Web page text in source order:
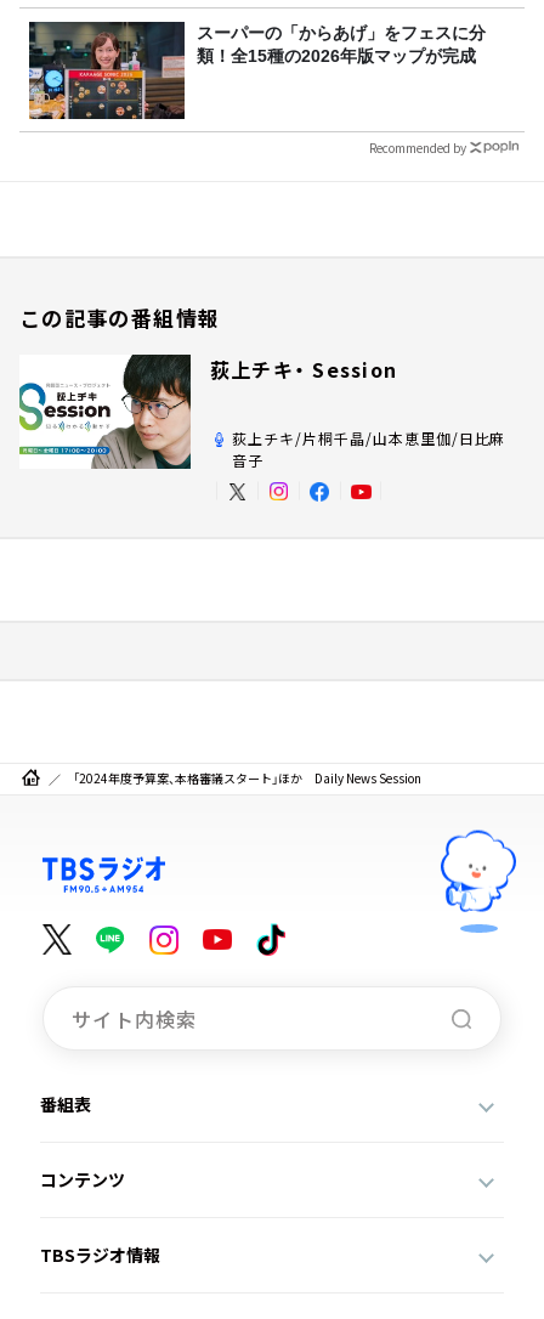
スーパーの「からあげ」をフェスに分
類！全15種の2026年版マップが完成
Recommended by
この記事の番組情報
荻上チキ・ Session
荻上チキ/片桐千晶/山本恵里伽/日比麻
音子
「2024年度予算案、本格審議スタート」ほか Daily News Session
番組表
コンテンツ
TBSラジオ情報